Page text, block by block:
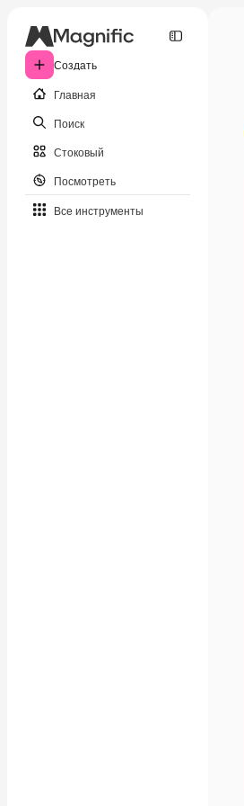
Создать
Главная
Поиск
Стоковый
Посмотреть
Все инструменты